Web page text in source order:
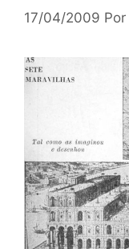
17/04/2009 Por